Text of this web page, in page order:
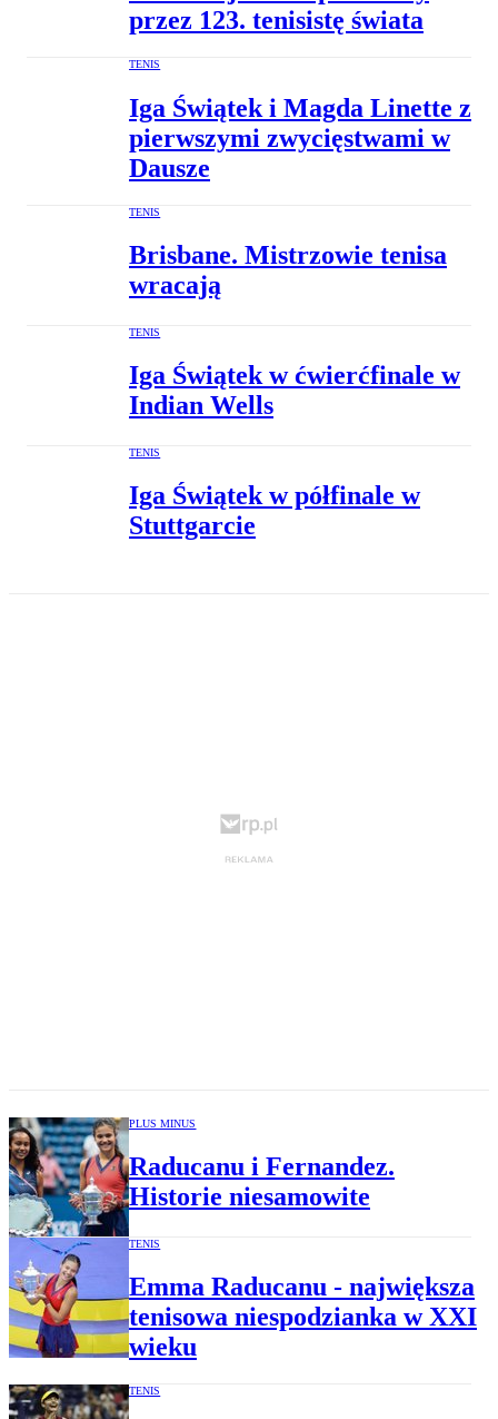
przez 123. tenisistę świata
TENIS
Iga Świątek i Magda Linette z
pierwszymi zwycięstwami w
Dausze
TENIS
Brisbane. Mistrzowie tenisa
wracają
TENIS
Iga Świątek w ćwierćfinale w
Indian Wells
TENIS
Iga Świątek w półfinale w
Stuttgarcie
PLUS MINUS
Raducanu i Fernandez.
Historie niesamowite
TENIS
Emma Raducanu - największa
tenisowa niespodzianka w XXI
wieku
TENIS